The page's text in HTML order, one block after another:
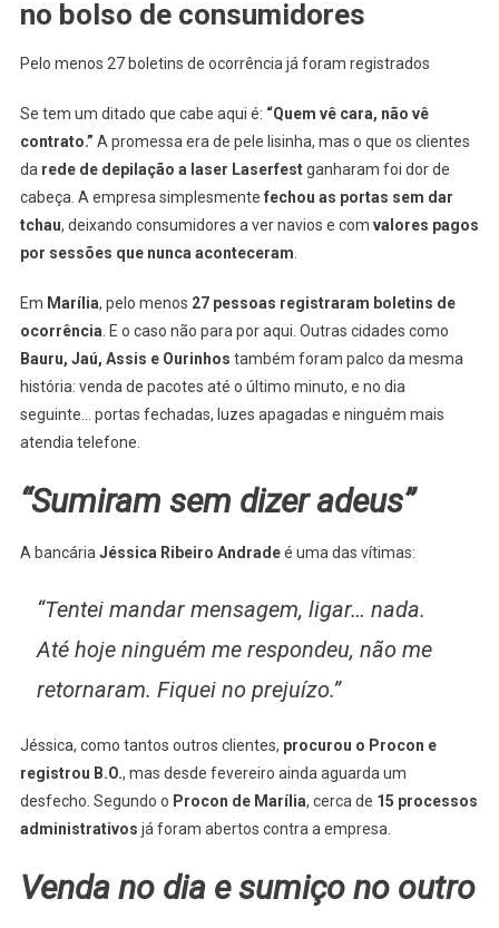
no bolso de consumidores
Pelo menos 27 boletins de ocorrência já foram registrados
Se tem um ditado que cabe aqui é: “Quem vê cara, não vê
contrato.” A promessa era de pele lisinha, mas o que os clientes
da rede de depilação a laser Laserfestganharam foi dor de
cabeça. A empresa simplesmente fechou as portas sem dar
tchau, deixando consumidores a ver navios e com valores pagos
por sessões que nunca aconteceram
Em Marília, pelo menos 27 pessoas registraram boletins de
ocorrência . E o caso não para por aqui. Outras cidades como
Bauru, Jaú, Assis e Ourinhos também foram palco da mesma
história: venda de pacotes até o último minuto, e no dia
seguinte… portas fechadas, luzes apagadas e ninguém mais
atendia telefone.
“Sumiram sem dizer adeus”
A bancária Jéssica Ribeiro Andradeé uma das vítimas:
“Tentei mandar mensagem, ligar… nada.
Até hoje ninguém me respondeu, não me
retornaram. Fiquei no prejuízo.”
Jéssica, como tantos outros clientes, procurou o Procon e
registrou B.O., mas desde fevereiro ainda aguarda um
desfecho. Segundo o Procon de Marília, cerca de 15 processos
administrativos já foram abertos contra a empresa.
Venda no dia e sumiço no outro